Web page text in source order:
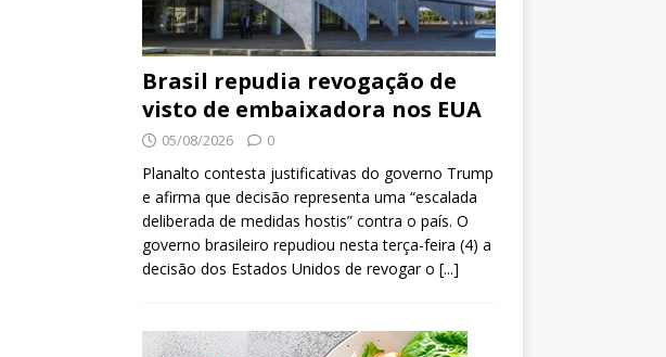
Brasil repudia revogação de
visto de embaixadora nos EUA
05/08/2026 0
Planalto contesta justificativas do governo Trump
e afirma que decisão representa uma “escalada
deliberada de medidas hostis” contra o país. O
governo brasileiro repudiou nesta terça-feira (4) a
decisão dos Estados Unidos de revogar o [...]